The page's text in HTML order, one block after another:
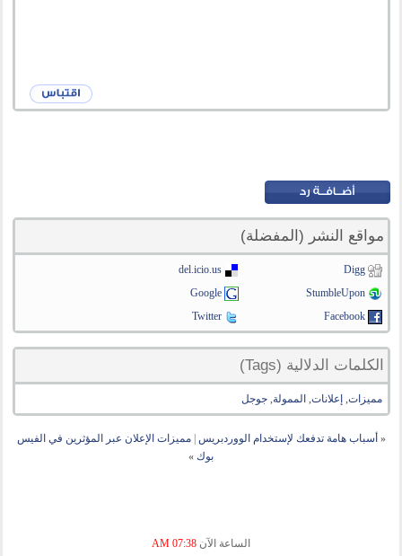
مواقع النشر (المفضلة)
Digg
del.icio.us
StumbleUpon
Google
Facebook
Twitter
الكلمات الدلالية (Tags)
مميزات, إعلانات, الممولة,جوجل
« أسباب هامة تدفعك لإستخدام الووردبريس |مميزات الإعلان عبر المؤثرين في الفيس
بوك »
الساعة الآن 07:38 AM